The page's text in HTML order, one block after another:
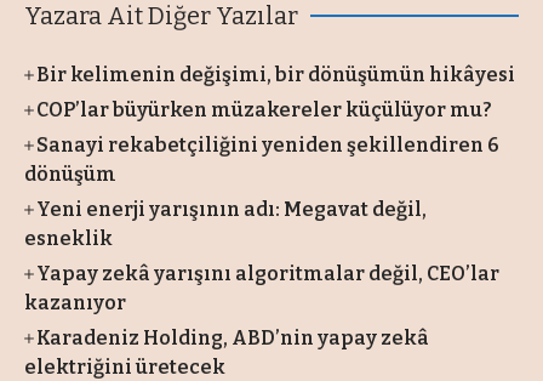
Yazara Ait Diğer Yazılar
Bir kelimenin değişimi, bir dönüşümün hikâyesi
COP’lar büyürken müzakereler küçülüyor mu?
Sanayi rekabetçiliğini yeniden şekillendiren 6
dönüşüm
Yeni enerji yarışının adı: Megavat değil,
esneklik
Yapay zekâ yarışını algoritmalar değil, CEO’lar
kazanıyor
Karadeniz Holding, ABD’nin yapay zekâ
elektriğini üretecek